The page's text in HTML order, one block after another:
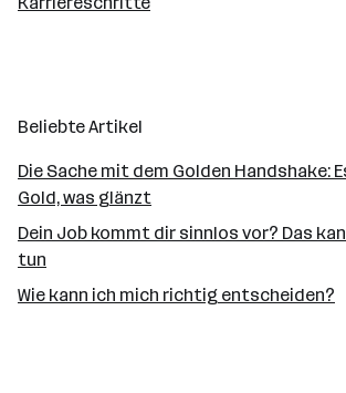
Beliebte Artikel
Die Sache mit dem Golden Handshake:
Gold, was glänzt
Dein Job kommt dir sinnlos vor? Das
tun
Wie kann ich mich richtig entscheiden?